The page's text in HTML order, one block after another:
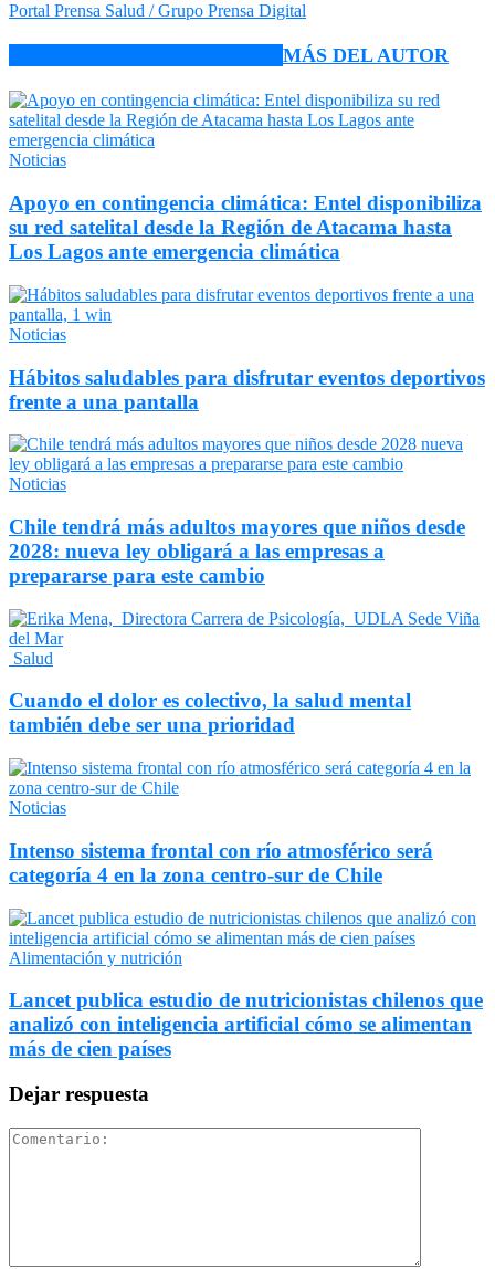
Portal Prensa Salud / Grupo Prensa Digital
MÁS DEL AUTOR
Noticias
Apoyo en contingencia climática: Entel disponibiliza
su red satelital desde la Región de Atacama hasta
Los Lagos ante emergencia climática
Noticias
Hábitos saludables para disfrutar eventos deportivos
frente a una pantalla
Noticias
Chile tendrá más adultos mayores que niños desde
2028: nueva ley obligará a las empresas a
prepararse para este cambio
Salud
Cuando el dolor es colectivo, la salud mental
también debe ser una prioridad
Noticias
Intenso sistema frontal con río atmosférico será
categoría 4 en la zona centro-sur de Chile
Alimentación y nutrición
Lancet publica estudio de nutricionistas chilenos que
analizó con inteligencia artificial cómo se alimentan
más de cien países
Dejar respuesta